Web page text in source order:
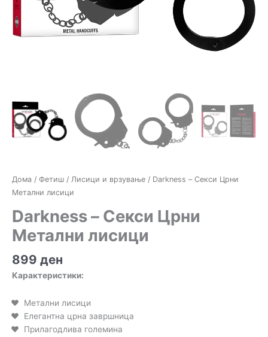
Дома / Фетиш / Лисици и врзување / Darkness – Секси Црни
Метални лисици
Darkness – Секси Црни
Метални лисици
899 ден
Карактеристики:
Метални лисици
Елегантна црна завршница
Прилагодлива големина